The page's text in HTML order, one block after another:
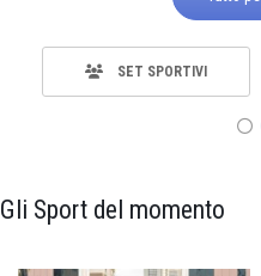
SET SPORTIVI
Gli Sport del momento